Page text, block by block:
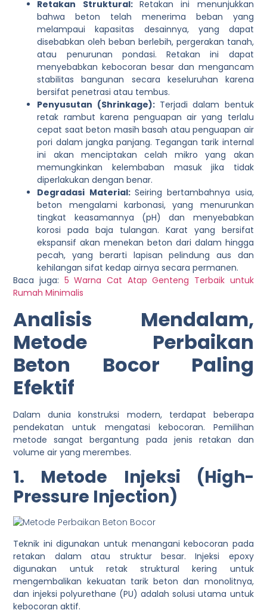
Retakan Struktural: Retakan ini menunjukkan
bahwa beton telah menerima beban yang
melampaui kapasitas desainnya, yang dapat
disebabkan oleh beban berlebih, pergerakan tanah,
atau penurunan pondasi. Retakan ini dapat
menyebabkan kebocoran besar dan mengancam
stabilitas bangunan secara keseluruhan karena
bersifat penetrasi atau tembus.
Penyusutan (Shrinkage): Terjadi dalam bentuk
retak rambut karena penguapan air yang terlalu
cepat saat beton masih basah atau penguapan air
pori dalam jangka panjang. Tegangan tarik internal
ini akan menciptakan celah mikro yang akan
memungkinkan kelembaban masuk jika tidak
diperlakukan dengan benar.
Degradasi Material: Seiring bertambahnya usia,
beton mengalami karbonasi, yang menurunkan
tingkat keasamannya (pH) dan menyebabkan
korosi pada baja tulangan. Karat yang bersifat
ekspansif akan menekan beton dari dalam hingga
pecah, yang berarti lapisan pelindung aus dan
kehilangan sifat kedap airnya secara permanen.
Baca juga: 5 Warna Cat Atap Genteng Terbaik untuk
Rumah Minimalis
Analisis Mendalam,
Metode Perbaikan
Beton Bocor Paling
Efektif
Dalam dunia konstruksi modern, terdapat beberapa
pendekatan untuk mengatasi kebocoran. Pemilihan
metode sangat bergantung pada jenis retakan dan
volume air yang merembes.
1. Metode Injeksi (High-
Pressure Injection)
Teknik ini digunakan untuk menangani kebocoran pada
retakan dalam atau struktur besar. Injeksi epoxy
digunakan untuk retak struktural kering untuk
mengembalikan kekuatan tarik beton dan monolitnya,
dan injeksi polyurethane (PU) adalah solusi utama untuk
kebocoran aktif.